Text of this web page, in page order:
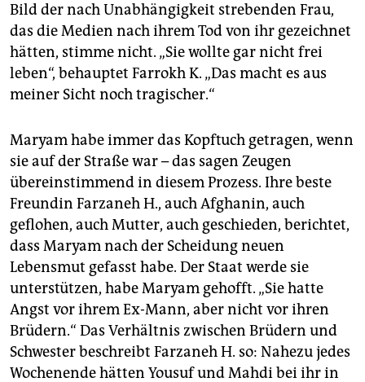
Bild der nach Unabhängigkeit strebenden Frau,
das die Medien nach ihrem Tod von ihr gezeichnet
hätten, stimme nicht. „Sie wollte gar nicht frei
leben“, behauptet Farrokh K. „Das macht es aus
meiner Sicht noch tragischer.“
Maryam habe immer das Kopftuch getragen, wenn
sie auf der Straße war – das sagen Zeugen
übereinstimmend in diesem Prozess. Ihre beste
Freundin Farzaneh H., auch Afghanin, auch
geflohen, auch Mutter, auch geschieden, berichtet,
dass Maryam nach der Scheidung neuen
Lebensmut gefasst habe. Der Staat werde sie
unterstützen, habe Maryam gehofft. „Sie hatte
Angst vor ihrem Ex-Mann, aber nicht vor ihren
Brüdern.“ Das Verhältnis zwischen Brüdern und
Schwester beschreibt Farzaneh H. so: Nahezu jedes
Wochenende hätten Yousuf und Mahdi bei ihr in